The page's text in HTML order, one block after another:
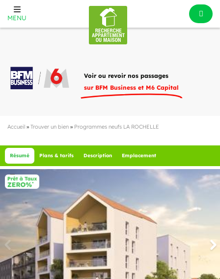
MENU
Voir ou revoir nos passages
sur BFM Business et M6 Capital
Accueil » Trouver un bien » Programmes neufs LA ROCHELLE
Résumé Plans & tarifs Description Emplacement
22